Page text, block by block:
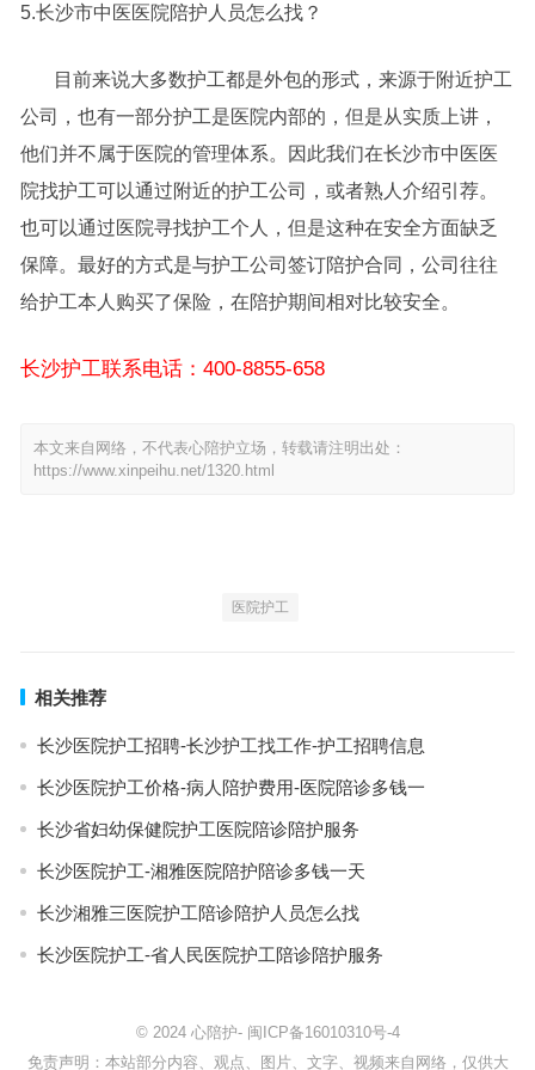
5.长沙市中医医院陪护人员怎么找？
目前来说大多数护工都是外包的形式，来源于附近护工
公司，也有一部分护工是医院内部的，但是从实质上讲，
他们并不属于医院的管理体系。因此我们在长沙市中医医
院找护工可以通过附近的护工公司，或者熟人介绍引荐。
也可以通过医院寻找护工个人，但是这种在安全方面缺乏
保障。最好的方式是与护工公司签订陪护合同，公司往往
给护工本人购买了保险，在陪护期间相对比较安全。
长沙护工联系电话：400-8855-658
本文来自网络，不代表心陪护立场，转载请注明出处：
https://www.xinpeihu.net/1320.html
医院护工
相关推荐
长沙医院护工招聘-长沙护工找工作-护工招聘信息
长沙医院护工价格-病人陪护费用-医院陪诊多钱一
长沙省妇幼保健院护工医院陪诊陪护服务
长沙医院护工-湘雅医院陪护陪诊多钱一天
长沙湘雅三医院护工陪诊陪护人员怎么找
长沙医院护工-省人民医院护工陪诊陪护服务
© 2024 心陪护- 闽ICP备16010310号-4
免责声明：本站部分内容、观点、图片、文字、视频来自网络，仅供大